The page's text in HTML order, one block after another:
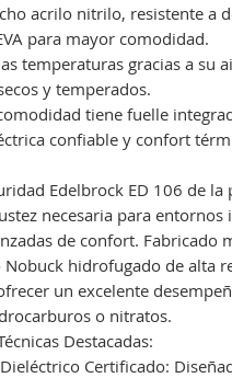
acrilo nitrilo, resistente a
para mayor comodidad.
temperaturas gracias a su
y temperados.
tiene fuelle
confiable y confort
Edelbrock ED 106 de
necesaria para entornos
de confort. Fabricado
hidrofugado de alta
un excelente
o nitratos.
Destacadas:
Certificado: